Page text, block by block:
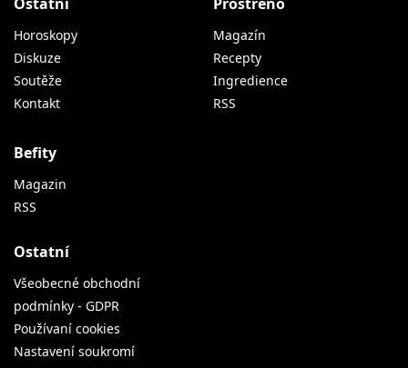
Horoskopy
Diskuze
Soutěže
Kontakt
Magazín
Recepty
Ingredience
RSS
Befity
Magazin
RSS
Ostatní
Všeobecné obchodní
podmínky - GDPR
Používaní cookies
Nastavení soukromí